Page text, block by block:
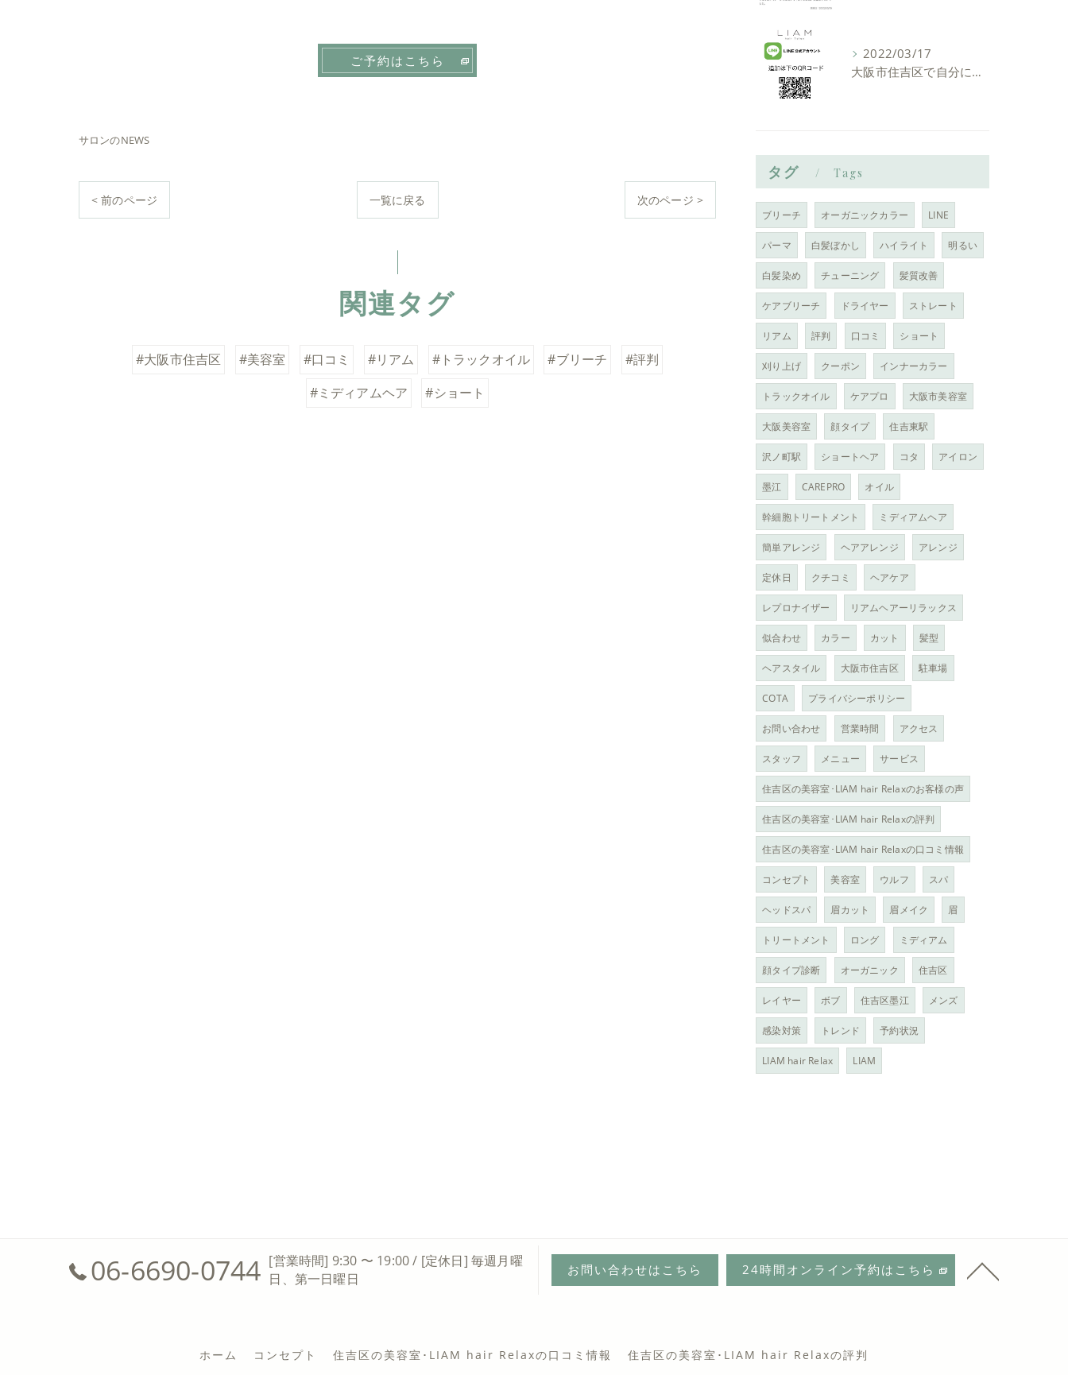
ご予約はこちら
サロンのNEWS
< 前のページ 一覧に戻る 次のページ >
関連タグ
#大阪市住吉区 #美容室 #口コミ #リアム #トラックオイル #ブリーチ
#評判
#ミディアムヘア
#ショート
2022/03/17
大阪市住吉区で自分に似合う髪型を見つけれる美容室ーLIAM hair Relaxーリアムヘアーリラックス
タグ Tags
ブリーチ オーガニックカラー LINE
パーマ 白髪ぼかし ハイライト 明るい
白髪染め チューニング 髪質改善
ケアブリーチ ドライヤー ストレート
リアム 評判 口コミ ショート
刈り上げ クーポン インナーカラー
トラックオイル ケアプロ 大阪市美容室
大阪美容室 顔タイプ 住吉東駅
沢ノ町駅 ショートヘア コタ アイロン
墨江 CAREPRO オイル
幹細胞トリートメント ミディアムヘア
簡単アレンジ ヘアアレンジ アレンジ
定休日 クチコミ ヘアケア
レプロナイザー リアムヘアーリラックス
似合わせ カラー カット 髪型
ヘアスタイル 大阪市住吉区 駐車場
COTA プライバシーポリシー
お問い合わせ 営業時間 アクセス
スタッフ メニュー サービス
住吉区の美容室･LIAM hair Relaxのお客様の声
住吉区の美容室･LIAM hair Relaxの評判
住吉区の美容室･LIAM hair Relaxの口コミ情報
コンセプト 美容室 ウルフ スパ
ヘッドスパ 眉カット 眉メイク 眉
トリートメント ロング ミディアム
顔タイプ診断 オーガニック 住吉区
レイヤー ボブ 住吉区墨江 メンズ
感染対策 トレンド 予約状況
LIAM hair Relax LIAM
06-6690-0744 [営業時間] 9:30 〜 19:00 / [定休日] 毎週月曜
日、第一日曜日
お問い合わせはこちら 24時間オンライン予約はこちら
ホーム コンセプト 住吉区の美容室･LIAM hair Relaxの口コミ情報 住吉区の美容室･LIAM hair Relaxの評判